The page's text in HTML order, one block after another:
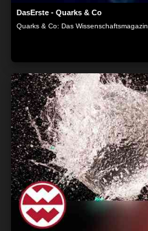
DasErste - Quarks & Co
Quarks & Co: Das Wissenschaftsmagazin